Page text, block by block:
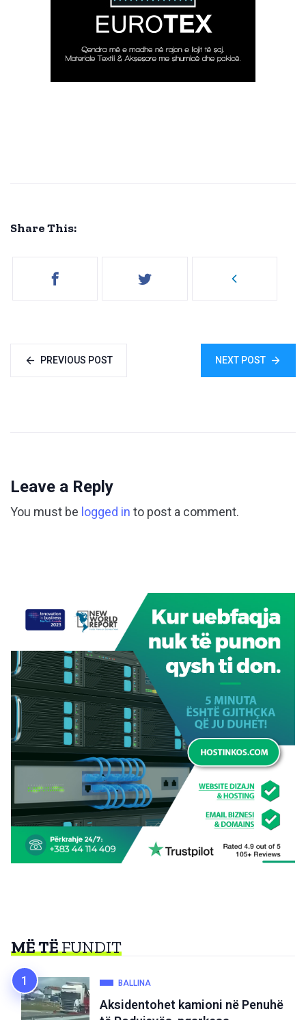
Share This:
PREVIOUS POST NEXT POST
Leave a Reply
You must be logged in to post a comment.
MË TËFUNDIT
BALLINA
Aksidentohet kamioni në Penuhë